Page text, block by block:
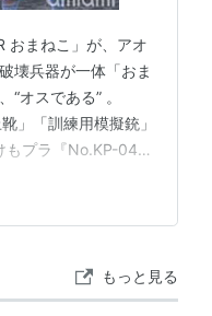
おまねこ」が、アオ
壊兵器が一体「おま
オスである” 。
」「訓練用模擬銃」
プラ『No.KP-04R
社】 …
もっと見る